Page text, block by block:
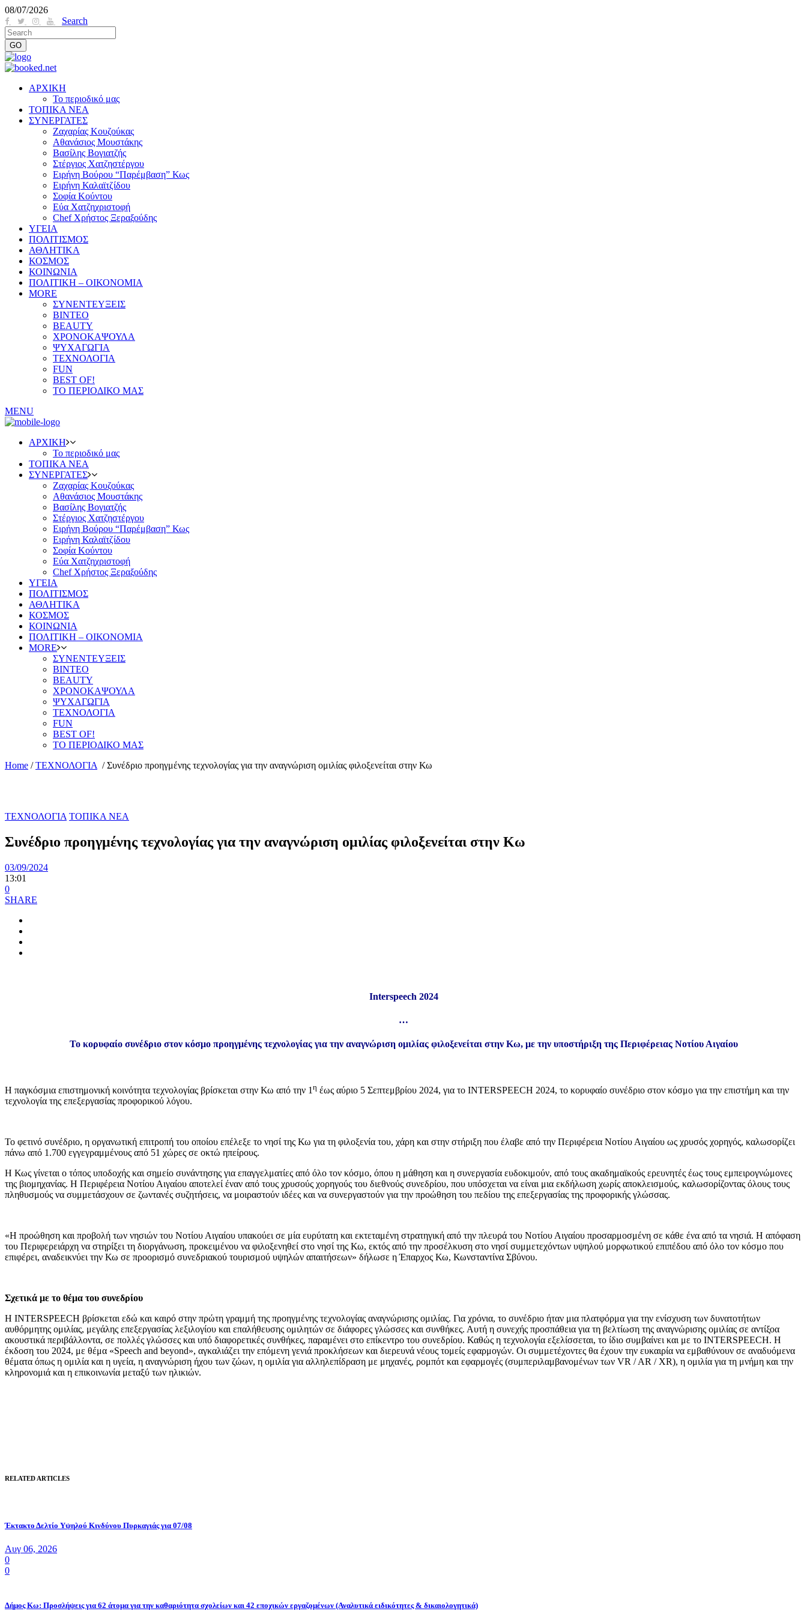
08/07/2026
Search
ΑΡΧΙΚΗ
Το περιοδικό μας
ΤΟΠΙΚΑ ΝΕΑ
ΣΥΝΕΡΓΑΤΕΣ
Ζαχαρίας Κουζούκας
Αθανάσιος Μουστάκης
Βασίλης Βογιατζής
Στέργιος Χατζηστέργου
Ειρήνη Βούρου “Παρέμβαση” Κως
Ειρήνη Καλαϊτζίδου
Σοφία Κούντου
Εύα Χατζηχριστοφή
Chef Χρήστος Ξεραξούδης
ΥΓΕΙΑ
ΠΟΛΙΤΙΣΜΟΣ
ΑΘΛΗΤΙΚΑ
ΚΟΣΜΟΣ
ΚΟΙΝΩΝΙΑ
ΠΟΛΙΤΙΚΗ – ΟΙΚΟΝΟΜΙΑ
MORE
ΣΥΝΕΝΤΕΥΞΕΙΣ
ΒΙΝΤΕΟ
BEAUTY
ΧΡΟΝΟΚΑΨΟΥΛΑ
ΨΥΧΑΓΩΓΙΑ
ΤΕΧΝΟΛΟΓΙΑ
FUN
BEST OF!
ΤΟ ΠΕΡΙΟΔΙΚΟ ΜΑΣ
MENU
ΑΡΧΙΚΗ
Το περιοδικό μας
ΤΟΠΙΚΑ ΝΕΑ
ΣΥΝΕΡΓΑΤΕΣ
Ζαχαρίας Κουζούκας
Αθανάσιος Μουστάκης
Βασίλης Βογιατζής
Στέργιος Χατζηστέργου
Ειρήνη Βούρου “Παρέμβαση” Κως
Ειρήνη Καλαϊτζίδου
Σοφία Κούντου
Εύα Χατζηχριστοφή
Chef Χρήστος Ξεραξούδης
ΥΓΕΙΑ
ΠΟΛΙΤΙΣΜΟΣ
ΑΘΛΗΤΙΚΑ
ΚΟΣΜΟΣ
ΚΟΙΝΩΝΙΑ
ΠΟΛΙΤΙΚΗ – ΟΙΚΟΝΟΜΙΑ
MORE
ΣΥΝΕΝΤΕΥΞΕΙΣ
ΒΙΝΤΕΟ
BEAUTY
ΧΡΟΝΟΚΑΨΟΥΛΑ
ΨΥΧΑΓΩΓΙΑ
ΤΕΧΝΟΛΟΓΙΑ
FUN
BEST OF!
ΤΟ ΠΕΡΙΟΔΙΚΟ ΜΑΣ
Home /ΤΕΧΝΟΛΟΓΙΑ /Συνέδριο προηγμένης τεχνολογίας για την αναγνώριση ομιλίας φιλοξενείται στην Κω
ΤΕΧΝΟΛΟΓΙΑ ΤΟΠΙΚΑ ΝΕΑ
Συνέδριο προηγμένης τεχνολογίας για την αναγνώριση ομιλίας φιλοξενείται στην Κω
03/09/2024
13:01
0
SHARE
Interspeech 2024
…
Το κορυφαίο συνέδριο στον κόσμο προηγμένης τεχνολογίας για την αναγνώριση ομιλίας φιλοξενείται στην Κω, με την υποστήριξη της Περιφέρειας Νοτίου Αιγαίου
Η παγκόσμια επιστημονική κοινότητα τεχνολογίας βρίσκεται στην Κω από την 1 η έως αύριο 5 Σεπτεμβρίου 2024, για το INTERSPEECH 2024, το κορυφαίο συνέδριο στον κόσμο για την επιστήμη και την
τεχνολογία της επεξεργασίας προφορικού λόγου.
Το φετινό συνέδριο, η οργανωτική επιτροπή του οποίου επέλεξε το νησί της Κω για τη φιλοξενία του, χάρη και στην στήριξη που έλαβε από την Περιφέρεια Νοτίου Αιγαίου ως χρυσός χορηγός, καλωσορίζει
πάνω από 1.700 εγγεγραμμένους από 51 χώρες σε οκτώ ηπείρους.
Η Κως γίνεται ο τόπος υποδοχής και σημείο συνάντησης για επαγγελματίες από όλο τον κόσμο, όπου η μάθηση και η συνεργασία ευδοκιμούν, από τους ακαδημαϊκούς ερευνητές έως τους εμπειρογνώμονες
της βιομηχανίας. Η Περιφέρεια Νοτίου Αιγαίου αποτελεί έναν από τους χρυσούς χορηγούς του διεθνούς συνεδρίου, που υπόσχεται να είναι μια εκδήλωση χωρίς αποκλεισμούς, καλωσορίζοντας όλους τους
πληθυσμούς να συμμετάσχουν σε ζωντανές συζητήσεις, να μοιραστούν ιδέες και να συνεργαστούν για την προώθηση του πεδίου της επεξεργασίας της προφορικής γλώσσας.
«Η προώθηση και προβολή των νησιών του Νοτίου Αιγαίου υπακούει σε μία ευρύτατη και εκτεταμένη στρατηγική από την πλευρά του Νοτίου Αιγαίου προσαρμοσμένη σε κάθε ένα από τα νησιά. Η απόφαση
του Περιφερειάρχη να στηρίξει τη διοργάνωση, προκειμένου να φιλοξενηθεί στο νησί της Κω, εκτός από την προσέλκυση στο νησί συμμετεχόντων υψηλού μορφωτικού επιπέδου από όλο τον κόσμο που
επιφέρει, αναδεικνύει την Κω σε προορισμό συνεδριακού τουρισμού υψηλών απαιτήσεων» δήλωσε η Έπαρχος Κω, Κωνσταντίνα Σβύνου.
Σχετικά με το θέμα του συνεδρίου
Η INTERSPEECH βρίσκεται εδώ και καιρό στην πρώτη γραμμή της προηγμένης τεχνολογίας αναγνώρισης ομιλίας. Για χρόνια, το συνέδριο ήταν μια πλατφόρμα για την ενίσχυση των δυνατοτήτων
αυθόρμητης ομιλίας, μεγάλης επεξεργασίας λεξιλογίου και επαλήθευσης ομιλητών σε διάφορες γλώσσες και συνθήκες. Αυτή η συνεχής προσπάθεια για τη βελτίωση της αναγνώρισης ομιλίας σε αντίξοα
ακουστικά περιβάλλοντα, σε πολλές γλώσσες και υπό διαφορετικές συνθήκες, παραμένει στο επίκεντρο του συνεδρίου. Καθώς η τεχνολογία εξελίσσεται, το ίδιο συμβαίνει και με το INTERSPEECH. Η
έκδοση του 2024, με θέμα «Speech and beyond», αγκαλιάζει την επόμενη γενιά προκλήσεων και διερευνά νέους τομείς εφαρμογών. Οι συμμετέχοντες θα έχουν την ευκαιρία να εμβαθύνουν σε αναδυόμενα
θέματα όπως η ομιλία και η υγεία, η αναγνώριση ήχου των ζώων, η ομιλία για αλληλεπίδραση με μηχανές, ρομπότ και εφαρμογές (συμπεριλαμβανομένων των VR / AR / XR), η ομιλία για τη μνήμη και την
κληρονομιά και η επικοινωνία μεταξύ των ηλικιών.
RELATED ARTICLES
Έκτακτο Δελτίο Υψηλού Κινδύνου Πυρκαγιάς για 07/08
Αυγ 06, 2026
0
0
Δήμος Κω: Προσλήψεις για 62 άτομα για την καθαριότητα σχολείων και 42 εποχικών εργαζομένων (Αναλυτικά ειδικότητες & δικαιολογητικά)